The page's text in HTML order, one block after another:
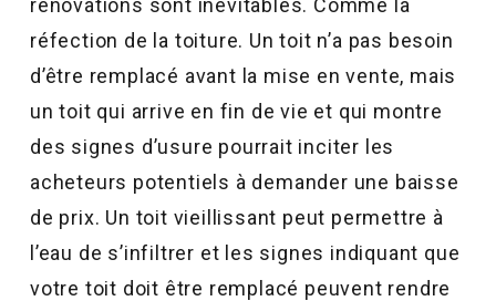
rénovations sont inévitables. Comme la
réfection de la toiture. Un toit n’a pas besoin
d’être remplacé avant la mise en vente, mais
un toit qui arrive en fin de vie et qui montre
des signes d’usure pourrait inciter les
acheteurs potentiels à demander une baisse
de prix. Un toit vieillissant peut permettre à
l’eau de s’infiltrer et les signes indiquant que
votre toit doit être remplacé peuvent rendre